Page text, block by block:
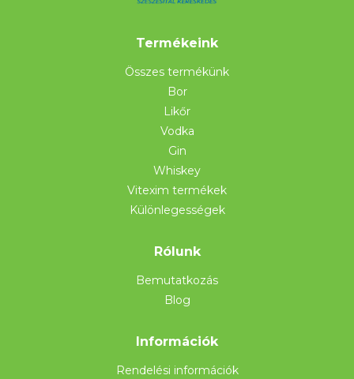
Termékeink
Összes termékünk
Bor
Likőr
Vodka
Gin
Whiskey
Vitexim termékek
Különlegességek
Rólunk
Bemutatkozás
Blog
Információk
Rendelési információk